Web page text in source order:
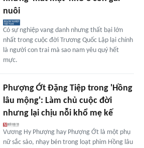
nuôi
Có sự nghiệp vang danh nhưng thất bại lớn
nhất trong cuộc đời Trương Quốc Lập lại chính
là người con trai mà sao nam yêu quý hết
mực.
Phượng Ớt Đặng Tiệp trong 'Hồng
lâu mộng': Làm chủ cuộc đời
nhưng lại chịu nỗi khổ mẹ kế
Vương Hy Phượng hay Phượng Ớt là một phụ
nữ sắc sảo, nhạy bén trong loạt phim Hồng lâu